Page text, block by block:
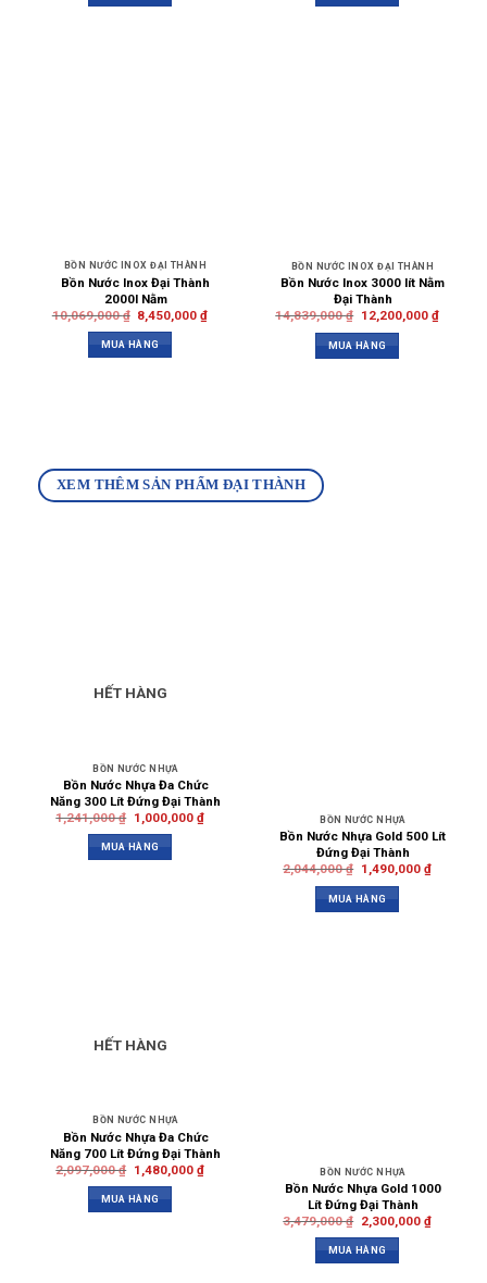
BỒN NƯỚC INOX ĐẠI THÀNH
Bồn Nước Inox Đại Thành
2000l Nằm
10,069,000₫ 8,450,000₫
MUA HÀNG
BỒN NƯỚC INOX ĐẠI THÀNH
Bồn Nước Inox 3000 lít Nằm
Đại Thành
14,839,000₫ 12,200,000 ₫
MUA HÀNG
XEM THÊM SẢN PHẨM ĐẠI THÀNH
HẾT HÀNG
BỒN NƯỚC NHỰA
Bồn Nước Nhựa Đa Chức
Năng 300 Lít Đứng Đại Thành
1,241,000₫ 1,000,000 ₫
MUA HÀNG
BỒN NƯỚC NHỰA
Bồn Nước Nhựa Gold 500 Lít
Đứng Đại Thành
2,044,000₫ 1,490,000 ₫
MUA HÀNG
HẾT HÀNG
BỒN NƯỚC NHỰA
Bồn Nước Nhựa Đa Chức
Năng 700 Lít Đứng Đại Thành
2,097,000₫ 1,480,000 ₫
MUA HÀNG
BỒN NƯỚC NHỰA
Bồn Nước Nhựa Gold 1000
Lít Đứng Đại Thành
3,479,000₫ 2,300,000 ₫
MUA HÀNG